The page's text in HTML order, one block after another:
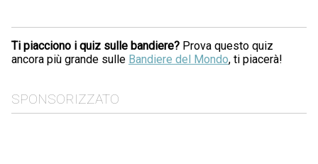
Ti piacciono i quiz sulle bandiere? Prova questo quiz
ancora più grande sulle Bandiere del Mondo, ti piacerà!
SPONSORIZZATO